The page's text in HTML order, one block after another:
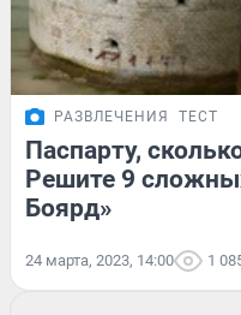
РАЗВЛЕЧЕНИЯ ТЕСТ
Паспарту,
Решите 9
Боярд»
24 марта, 2023, 14:00 1